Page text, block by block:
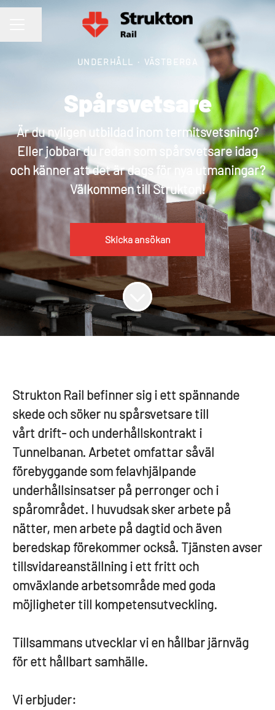
UNDERHÅLL · VÄSTBERGA
Spårsvetsare
Är du nyligen utbildad inom termitsvetsning?
Eller jobbar du redan som spårsvetsare idag
och känner att det är dags för nya utmaningar?
Välkommen till Strukton!
Skicka ansökan
Strukton Rail befinner sig i ett spännande
skede och söker nu spårsvetsare till
vårt drift- och underhållskontrakt i
Tunnelbanan. Arbetet omfattar såväl
förebyggande som felavhjälpande
underhållsinsatser på perronger och i
spårområdet. I huvudsak sker arbete på
nätter, men arbete på dagtid och även
beredskap förekommer också. Tjänsten avser
tillsvidareanställning i ett fritt och
omväxlande arbetsområde med goda
möjligheter till kompetensutveckling.
Tillsammans utvecklar vi en hållbar järnväg
för ett hållbart samhälle.
Vi erbjuder: